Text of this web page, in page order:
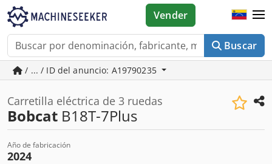
Buscar
Vender
/ ... / ID del anuncio: A19790235
Carretilla eléctrica de 3 ruedas
Bobcat B18T-7Plus
Año de fabricación
2024